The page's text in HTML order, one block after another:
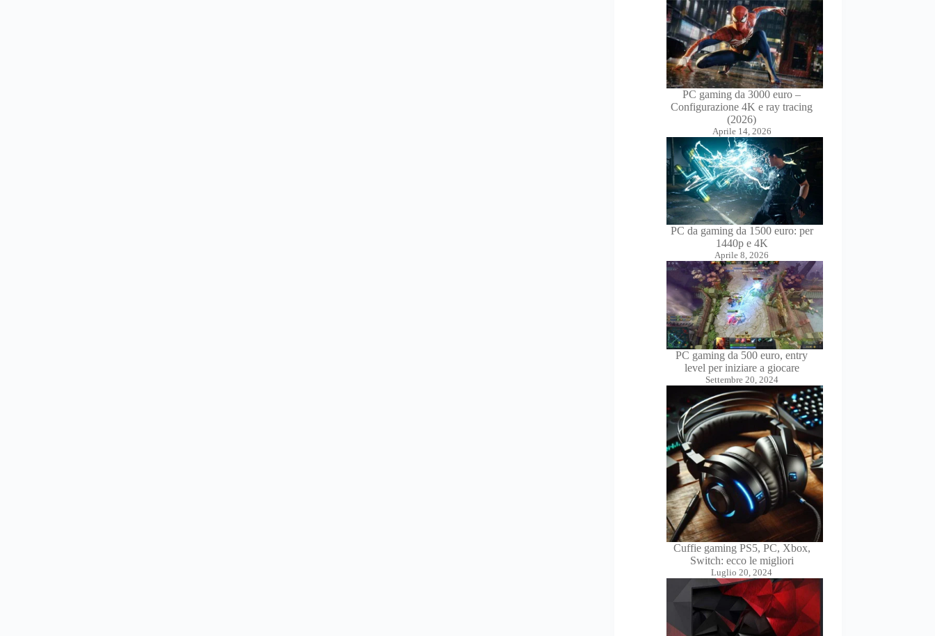
PC gaming da 3000 euro –
Configurazione 4K e ray tracing
(2026)
Aprile 14, 2026
PC da gaming da 1500 euro: per
1440p e 4K
Aprile 8, 2026
PC gaming da 500 euro, entry
level per iniziare a giocare
Settembre 20, 2024
Cuffie gaming PS5, PC, Xbox,
Switch: ecco le migliori
Luglio 20, 2024